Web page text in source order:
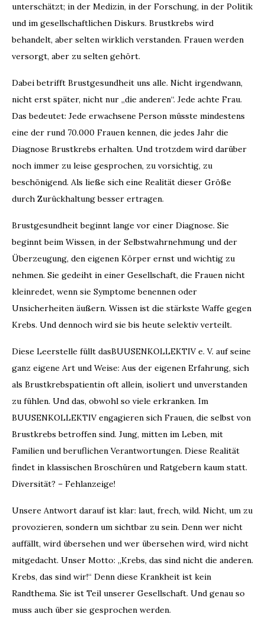
unterschätzt; in der Medizin, in der Forschung, in der Politik
und im gesellschaftlichen Diskurs. Brustkrebs wird
behandelt, aber selten wirklich verstanden. Frauen werden
versorgt, aber zu selten gehört.
Dabei betrifft Brustgesundheit uns alle. Nicht irgendwann,
nicht erst später, nicht nur „die anderen“. Jede achte Frau.
Das bedeutet: Jede erwachsene Person müsste mindestens
eine der rund 70.000 Frauen kennen, die jedes Jahr die
Diagnose Brustkrebs erhalten. Und trotzdem wird darüber
noch immer zu leise gesprochen, zu vorsichtig, zu
beschönigend. Als ließe sich eine Realität dieser Größe
durch Zurückhaltung besser ertragen.
Brustgesundheit beginnt lange vor einer Diagnose. Sie
beginnt beim Wissen, in der Selbstwahrnehmung und der
Überzeugung, den eigenen Körper ernst und wichtig zu
nehmen. Sie gedeiht in einer Gesellschaft, die Frauen nicht
kleinredet, wenn sie Symptome benennen oder
Unsicherheiten äußern. Wissen ist die stärkste Waffe gegen
Krebs. Und dennoch wird sie bis heute selektiv verteilt.
Diese Leerstelle füllt dasBUUSENKOLLEKTIV e. V. auf seine
ganz eigene Art und Weise: Aus der eigenen Erfahrung, sich
als Brustkrebspatientin oft allein, isoliert und unverstanden
zu fühlen. Und das, obwohl so viele erkranken. Im
BUUSENKOLLEKTIV engagieren sich Frauen, die selbst von
Brustkrebs betroffen sind. Jung, mitten im Leben, mit
Familien und beruflichen Verantwortungen. Diese Realität
findet in klassischen Broschüren und Ratgebern kaum statt.
Diversität? – Fehlanzeige!
Unsere Antwort darauf ist klar: laut, frech, wild. Nicht, um zu
provozieren, sondern um sichtbar zu sein. Denn wer nicht
auffällt, wird übersehen und wer übersehen wird, wird nicht
mitgedacht. Unser Motto: „Krebs, das sind nicht die anderen.
Krebs, das sind wir!“ Denn diese Krankheit ist kein
Randthema. Sie ist Teil unserer Gesellschaft. Und genau so
muss auch über sie gesprochen werden.